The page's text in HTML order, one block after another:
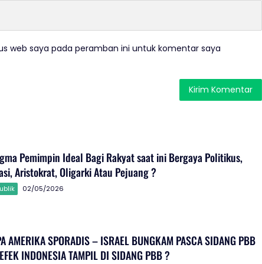
web saya pada peramban ini untuk komentar saya
Pemimpin Ideal Bagi Rakyat saat ini Bergaya Politikus,
Aristokrat, Oligarki Atau Pejuang ?
02/05/2026
AMERIKA SPORADIS – ISRAEL BUNGKAM PASCA SIDANG PBB
INDONESIA TAMPIL DI SIDANG PBB ?